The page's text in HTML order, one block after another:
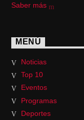
Saber más
MENÚ
Noticias
Top 10
Eventos
Programas
Deportes